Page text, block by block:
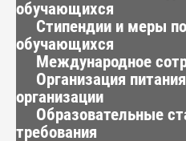
обучающихся
Стипендии и меры
обучающихся
Международное
Организация
организации
Образовательные
требования